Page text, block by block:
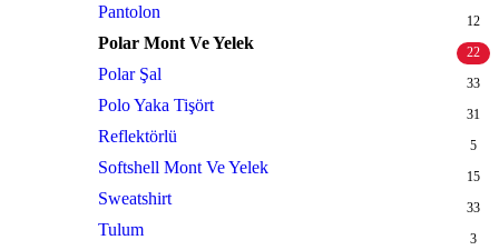
Pantolon 12
Polar Mont Ve Yelek 22
Polar Şal 33
Polo Yaka Tişört 31
Reflektörlü 5
Softshell Mont Ve Yelek 15
Sweatshirt 33
Tulum 3